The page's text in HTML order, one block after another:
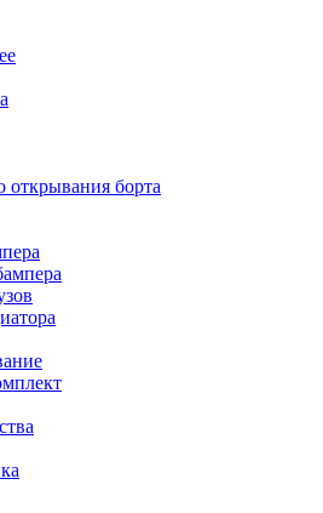
открывания борта